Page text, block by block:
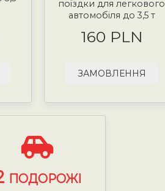
поїздки для легкового
автомобіля до 3,5 т
160 PLN
ЗАМОВЛЕННЯ
ПОДОРОЖІ